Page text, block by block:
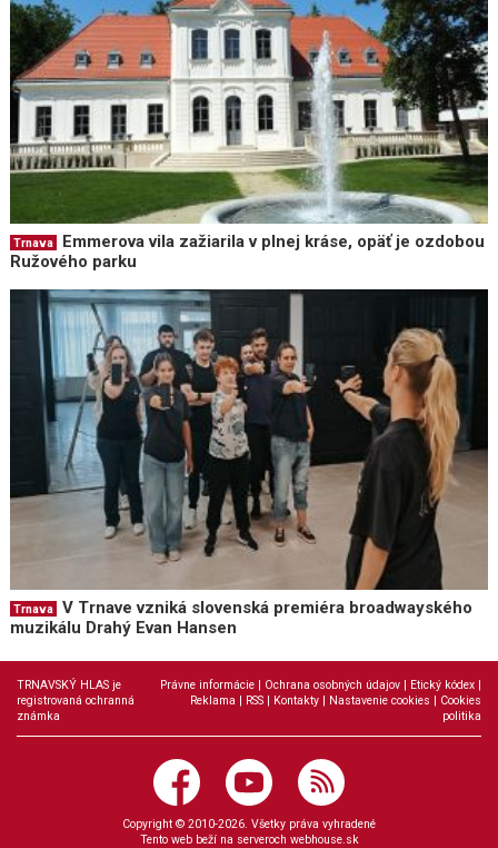
Trnava
Emmerova vila zažiarila v plnej kráse, opäť je ozdobou
Ružového parku
Trnava
V Trnave vzniká slovenská premiéra broadwayského
muzikálu Drahý Evan Hansen
TRNAVSKÝ HLAS je
registrovaná ochranná
známka
Právne informácie Ochrana osobných údajov Etický kódex
Reklama
RSS Kontakty Nastavenie cookies
Cookies
politika
Copyright © 2010-2026. Všetky práva vyhradené
Tento web beží na serveroch webhouse.sk